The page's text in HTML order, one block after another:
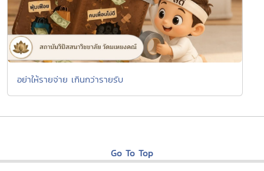
อย่าให้รายจ่าย เกินกว่ารายรับ
Go To Top